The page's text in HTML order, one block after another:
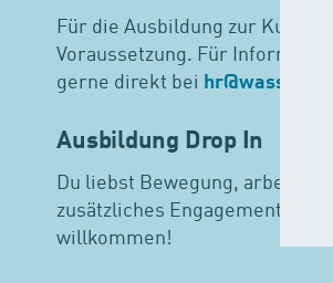
Für die Ausbildung zur
Voraussetzung. Für
gerne direkt bei hr@
Ausbildung Drop In
Du liebst Bewegung,
zusätzliches Engagement?
willkommen!